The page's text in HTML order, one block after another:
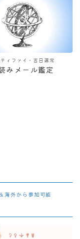
ティファイ・吉日選定
みメール鑑定
海外から参加可能